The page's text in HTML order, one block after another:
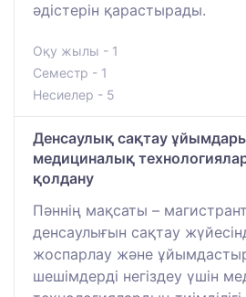
әдістерін қарастырады.
Оқу жылы - 1
Семестр - 1
Несиелер - 5
Денсаулық сақтау
медициналық
қолдану
Пәннің мақсаты –
денсаулығын сақтау
жоспарлау және
шешімдерді негіздеу үшін